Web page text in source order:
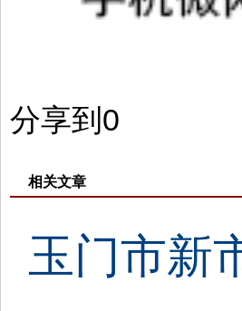
分享到 0
相关文章
玉门市新